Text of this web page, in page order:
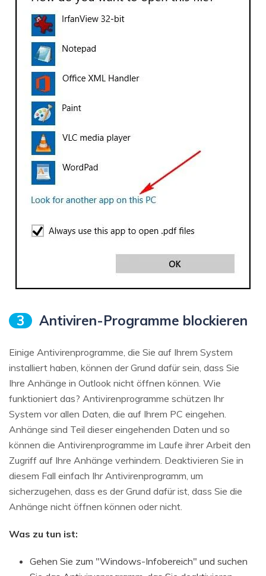
3 Antiviren-Programme blockieren
Einige Antivirenprogramme, die Sie auf Ihrem System
installiert haben, können der Grund dafür sein, dass Sie
Ihre Anhänge in Outlook nicht öffnen können. Wie
funktioniert das? Antivirenprogramme schützen Ihr
System vor allen Daten, die auf Ihrem PC eingehen.
Anhänge sind Teil dieser eingehenden Daten und so
können die Antivirenprogramme im Laufe ihrer Arbeit den
Zugriff auf Ihre Anhänge verhindern. Deaktivieren Sie in
diesem Fall einfach Ihr Antivirenprogramm, um
sicherzugehen, dass es der Grund dafür ist, dass Sie die
Anhänge nicht öffnen können oder nicht.
Was zu tun ist:
Gehen Sie zum "Windows-Infobereich" und suchen